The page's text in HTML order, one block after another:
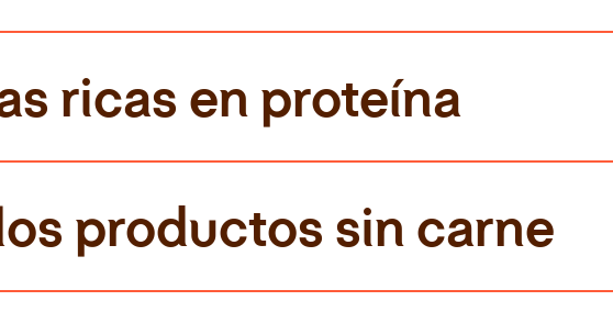
ricas en proteína
productos sin carne